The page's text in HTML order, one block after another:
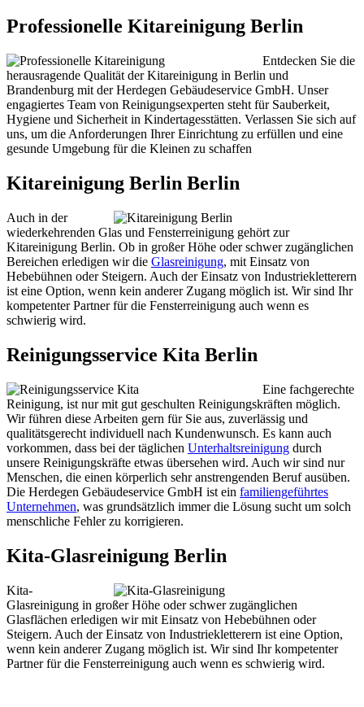
Professionelle Kitareinigung Berlin
Entdecken Sie die
herausragende Qualität der Kitareinigung in Berlin und
Brandenburg mit der Herdegen Gebäudeservice GmbH. Unser
engagiertes Team von Reinigungsexperten steht für Sauberkeit,
Hygiene und Sicherheit in Kindertagesstätten. Verlassen Sie sich auf
uns, um die Anforderungen Ihrer Einrichtung zu erfüllen und eine
gesunde Umgebung für die Kleinen zu schaffen
Kitareinigung Berlin Berlin
Auch in der
wiederkehrenden Glas und Fensterreinigung gehört zur
Kitareinigung Berlin. Ob in großer Höhe oder schwer zugänglichen
Bereichen erledigen wir die Glasreinigung, mit Einsatz von
Hebebühnen oder Steigern. Auch der Einsatz von Industriekletterern
ist eine Option, wenn kein anderer Zugang möglich ist. Wir sind Ihr
kompetenter Partner für die Fensterreinigung auch wenn es
schwierig wird.
Reinigungsservice Kita Berlin
Eine fachgerechte
Reinigung, ist nur mit gut geschulten Reinigungskräften möglich.
Wir führen diese Arbeiten gern für Sie aus, zuverlässig und
qualitätsgerecht individuell nach Kundenwunsch. Es kann auch
vorkommen, dass bei der täglichen Unterhaltsreinigung durch
unsere Reinigungskräfte etwas übersehen wird. Auch wir sind nur
Menschen, die einen körperlich sehr anstrengenden Beruf ausüben.
Die Herdegen Gebäudeservice GmbH ist ein familiengeführtes
Unternehmen, was grundsätzlich immer die Lösung sucht um solch
menschliche Fehler zu korrigieren.
Kita-Glasreinigung Berlin
Kita-
Glasreinigung in großer Höhe oder schwer zugänglichen
Glasflächen erledigen wir mit Einsatz von Hebebühnen oder
Steigern. Auch der Einsatz von Industriekletterern ist eine Option,
wenn kein anderer Zugang möglich ist. Wir sind Ihr kompetenter
Partner für die Fensterreinigung auch wenn es schwierig wird.